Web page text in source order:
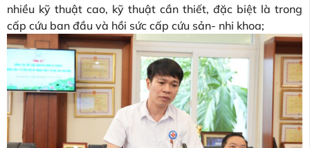
nhiều kỹ thuật cao, kỹ thuật cần thiết, đặc biệt là trong
cấp cứu ban đầu và hồi sức cấp cứu sản- nhi khoa;